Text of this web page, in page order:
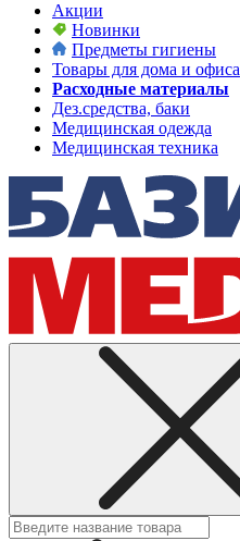
Акции
Новинки
Предметы гигиены
Товары для дома и офиса
Расходные материалы
Дез.средства, баки
Медицинская одежда
Медицинская техника